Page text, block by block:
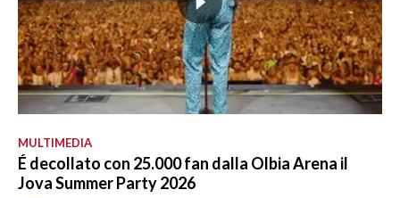
MULTIMEDIA
É decollato con 25.000 fan dalla Olbia Arena il
Jova Summer Party 2026